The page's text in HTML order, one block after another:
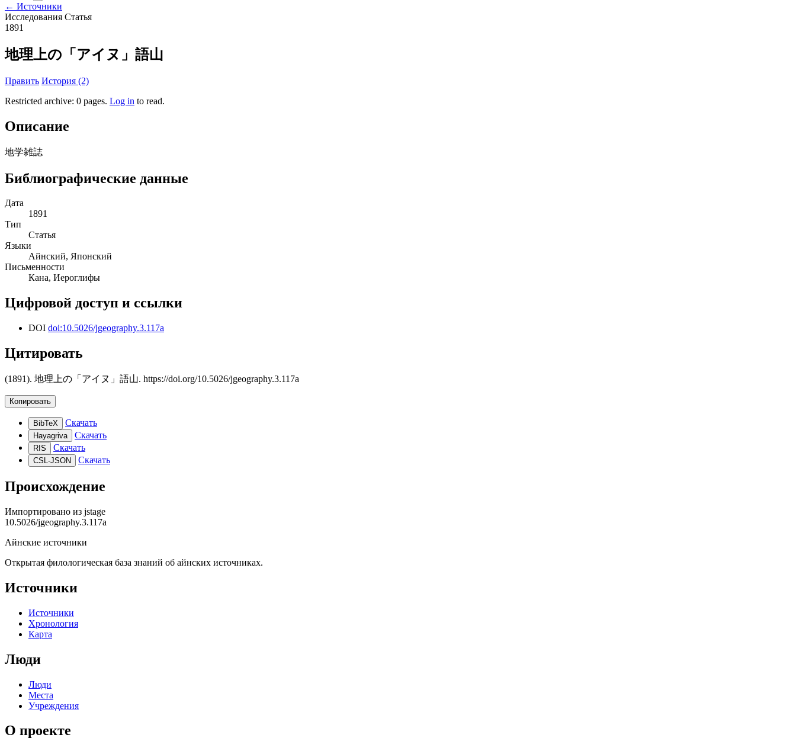
← Источники
Исследования Статья
1891
地理上の「アイヌ」語山
Править История (2)
Restricted archive: 0 pages. Log in to read.
Описание
地学雑誌
Библиографические данные
Дата
1891
Тип
Статья
Языки
Айнский, Японский
Письменности
Кана, Иероглифы
Цифровой доступ и ссылки
DOI doi:10.5026/jgeography.3.117a
Цитировать
(1891). 地理上の「アイヌ」語山. https://doi.org/10.5026/jgeography.3.117a
Копировать
BibTeX Скачать
Hayagriva Скачать
RIS Скачать
CSL-JSON Скачать
Происхождение
Импортировано из jstage
10.5026/jgeography.3.117a
Айнские источники
Открытая филологическая база знаний об айнских источниках.
Источники
Источники
Хронология
Карта
Люди
Люди
Места
Учреждения
О проекте